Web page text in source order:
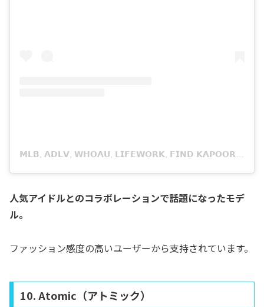
人気アイドルとのコラボレーションで話題になったモデ
ル。
ファッション感度の高いユーザーから支持されています。
10. Atomic（アトミック）